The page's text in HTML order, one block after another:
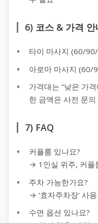
6) 코스 & 가격 안
타이 마사지 (60/
아로마 마사지 (60/
가격대는 “낮은 가
한 금액은 사전 문의
7) FAQ
커플룸 있나요?
→ 1인실 위주, 커플
주차 가능한가요?
→ ‘효자주차장’ 사
수면 옵션 있나요?